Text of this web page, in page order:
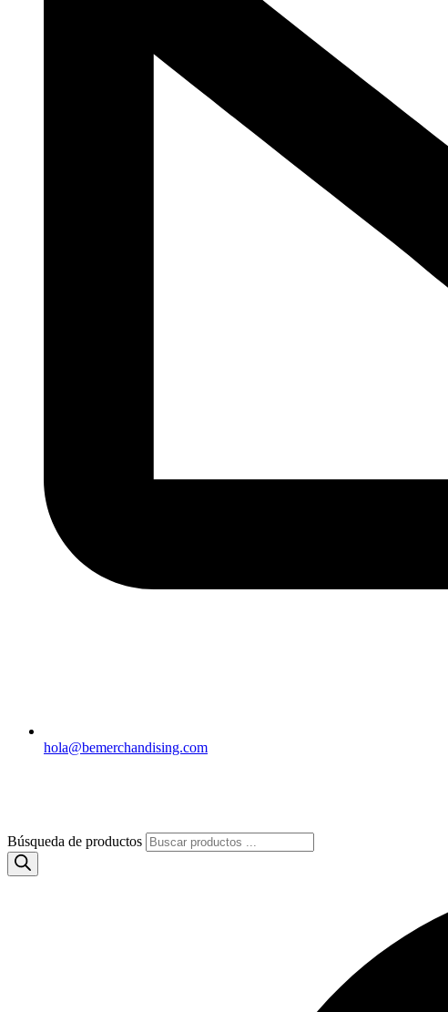
hola@bemerchandising.com
Búsqueda de productos